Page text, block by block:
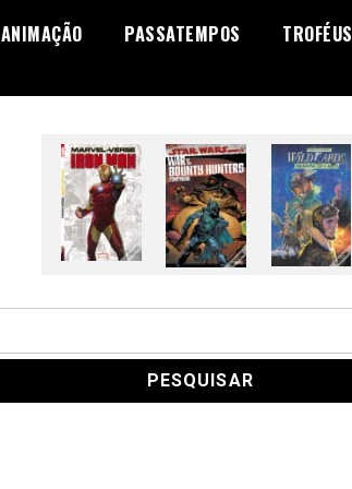
ANIMAÇÃO PASSATEMPOS TROFÉUS